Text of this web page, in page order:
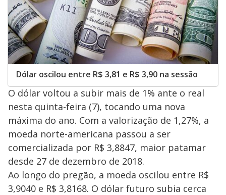
Dólar oscilou entre R$ 3,81 e R$ 3,90 na sessão
O dólar voltou a subir mais de 1% ante o real
nesta quinta-feira (7), tocando uma nova
máxima do ano. Com a valorização de 1,27%, a
moeda norte-americana passou a ser
comercializada por R$ 3,8847, maior patamar
desde 27 de dezembro de 2018.
Ao longo do pregão, a moeda oscilou entre R$
3,9040 e R$ 3,8168. O dólar futuro subia cerca